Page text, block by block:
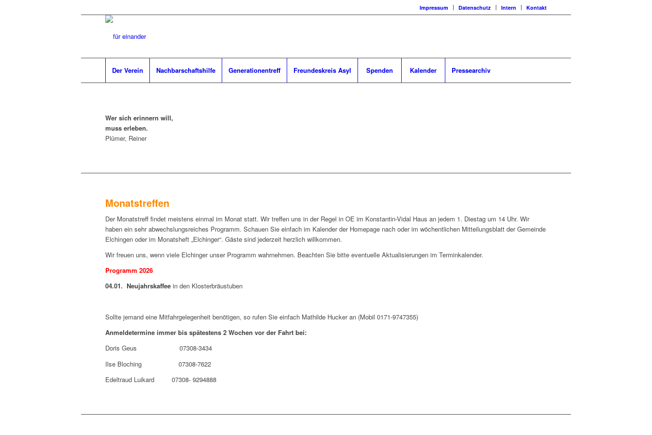
Impressum Datenschutz Intern Kontakt
Der Verein Nachbarschaftshilfe Generationentreff Freundeskreis Asyl Spenden Kalender Pressearchiv
Wer sich erinnern will,
muss erleben.
Plümer, Reiner
Monatstreffen
Der Monatstreff findet meistens einmal im Monat statt. Wir treffen uns in der Regel in OE im Konstantin-Vidal Haus an jedem 1. Diestag um 14 Uhr. Wir
haben ein sehr abwechslungsreiches Programm. Schauen Sie einfach im Kalender der Homepage nach oder im wöchentlichen Mitteilungsblatt der Gemeinde
Elchingen oder im Monatsheft „Elchinger“. Gäste sind jederzeit herzlich willkommen.
Wir freuen uns, wenn viele Elchinger unser Programm wahrnehmen. Beachten Sie bitte eventuelle Aktualisierungen im Terminkalender.
Programm 2026
04.01. Neujahrskaffee in den Klosterbräustuben
Sollte jemand eine Mitfahrgelegenheit benötigen, so rufen Sie einfach Mathilde Hucker an (Mobil 0171-9747355)
Anmeldetermine immer bis spätestens 2 Wochen vor der Fahrt bei:
Doris Geus 07308-3434
Ilse Bloching 07308-7622
Edeltraud Luikard 07308- 9294888